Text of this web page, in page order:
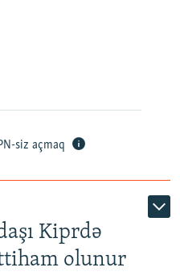
siz açmaq
Kiprdə
olunur